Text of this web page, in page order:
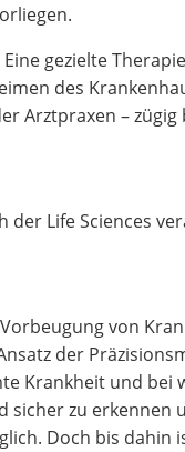
gezielte
des
Arztpraxen –
Life Sciences
von
der
Krankheit und bei
sicher zu erkennen
Doch bis dahin